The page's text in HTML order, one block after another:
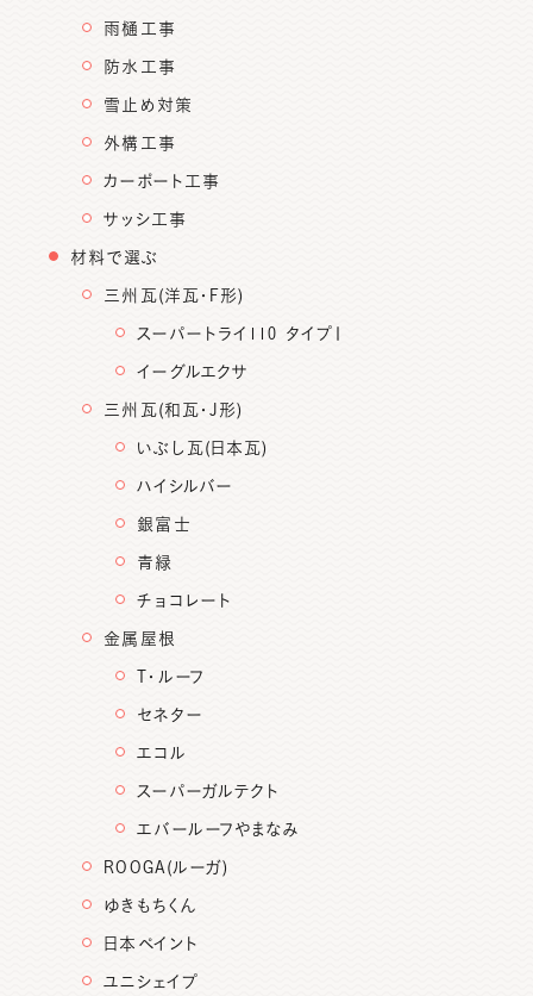
雨樋工事
防水工事
雪止め対策
外構工事
カーポート工事
サッシ工事
材料で選ぶ
三州瓦(洋瓦・F形)
スーパートライ110 タイプⅠ
イーグルエクサ
三州瓦(和瓦・J形)
いぶし瓦(日本瓦)
ハイシルバー
銀富士
青緑
チョコレート
金属屋根
T・ルーフ
セネター
エコル
スーパーガルテクト
エバールーフやまなみ
ROOGA(ルーガ)
ゆきもちくん
日本ペイント
ユニシェイプ